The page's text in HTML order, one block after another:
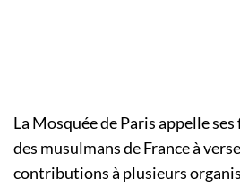
La Mosquée de Paris appelle
des musulmans de France à
contributions à plusieurs